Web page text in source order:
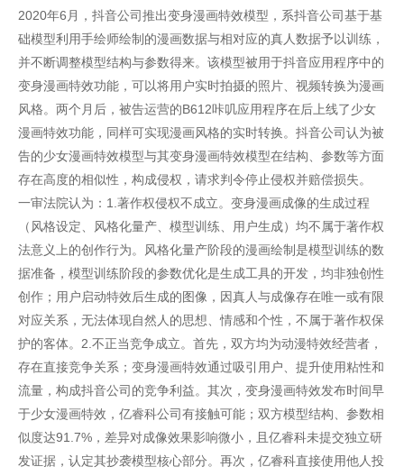
2020年6月，抖音公司推出变身漫画特效模型，系抖音公司基于基
础模型利用手绘师绘制的漫画数据与相对应的真人数据予以训练，
并不断调整模型结构与参数得来。该模型被用于抖音应用程序中的
变身漫画特效功能，可以将用户实时拍摄的照片、视频转换为漫画
风格。两个月后，被告运营的B612咔叽应用程序在后上线了少女
漫画特效功能，同样可实现漫画风格的实时转换。抖音公司认为被
告的少女漫画特效模型与其变身漫画特效模型在结构、参数等方面
存在高度的相似性，构成侵权，请求判令停止侵权并赔偿损失。
一审法院认为：1.著作权侵权不成立。变身漫画成像的生成过程
（风格设定、风格化量产、模型训练、用户生成）均不属于著作权
法意义上的创作行为。风格化量产阶段的漫画绘制是模型训练的数
据准备，模型训练阶段的参数优化是生成工具的开发，均非独创性
创作；用户启动特效后生成的图像，因真人与成像存在唯一或有限
对应关系，无法体现自然人的思想、情感和个性，不属于著作权保
护的客体。2.不正当竞争成立。首先，双方均为动漫特效经营者，
存在直接竞争关系；变身漫画特效通过吸引用户、提升使用粘性和
流量，构成抖音公司的竞争利益。其次，变身漫画特效发布时间早
于少女漫画特效，亿睿科公司有接触可能；双方模型结构、参数相
似度达91.7%，差异对成像效果影响微小，且亿睿科未提交独立研
发证据，认定其抄袭模型核心部分。再次，亿睿科直接使用他人投